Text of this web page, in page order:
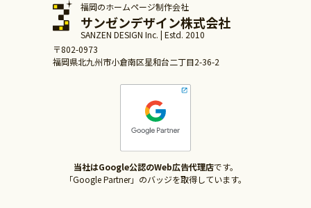
福岡のホームページ制作会社
サンゼンデザイン株式会社
SANZEN DESIGN Inc. | Estd. 2010
〒802-0973
福岡県北九州市小倉南区星和台二丁目2-36-2
当社はGoogle公認のWeb広告代理店です。
「Google Partner」のバッジを取得しています。